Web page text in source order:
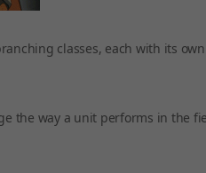
classes, each with its
the way a unit performs in the